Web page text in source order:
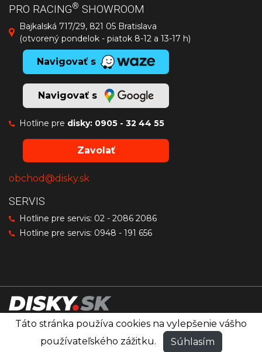
PRO RACING® SHOWROOM
Bajkalská 717/29, 821 05 Bratislava
(otvorený pondelok - piatok 8-12 a 13-17 h)
Navigovať s
Navigovať s
Hotline pre disky: 0905 - 32 44 55
Zavolať
obchod@disky.sk
SERVIS
Hotline pre servis: 02 - 2086 2086
Hotline pre servis: 0948 - 191 656
Disky značiek OZ Racing, MSW a Sparco
© PRO RACING®Všetky práva vyhradené.
Táto stránka používa cookies na vylepšenie vášho
používateľského zážitku.
Súhlasím